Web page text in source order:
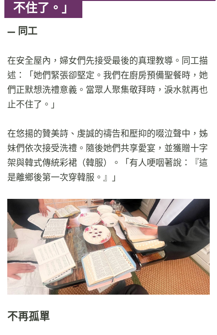
不住了。」
同工
在安全屋內，婦女們先接受最後的真理教導。同工描
述：「她們緊張卻堅定。我們在廚房預備聖餐時，她
們正默想洗禮意義。當眾人聚集敬拜時，淚水就再也
止不住了。」
在悠揚的贊美詩、虔誠的禱告和壓抑的啜泣聲中，姊
妹們依次接受洗禮。隨後她們共享愛宴，並獲贈十字
架與韓式傳統彩裙（韓服）。「有人哽咽著說：『這
是離鄉後第一次穿韓服。』」
不再孤單